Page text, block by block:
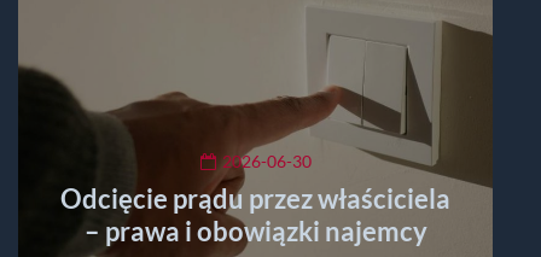
2026-06-30
Odcięcie prądu przez właściciela
– prawa i obowiązki najemcy